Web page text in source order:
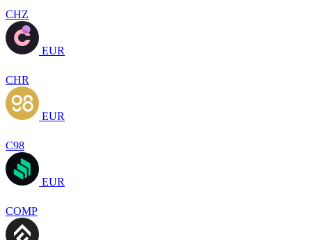
CHZ
EUR
CHR
EUR
C98
EUR
COMP